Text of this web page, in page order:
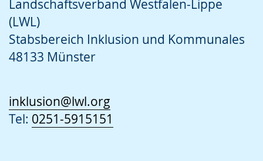
Landschaftsverband Westfalen-Lippe
(LWL)
Stabsbereich Inklusion und Kommunales
48133 Münster
inklusion@lwl.org
Tel: 0251-5915151